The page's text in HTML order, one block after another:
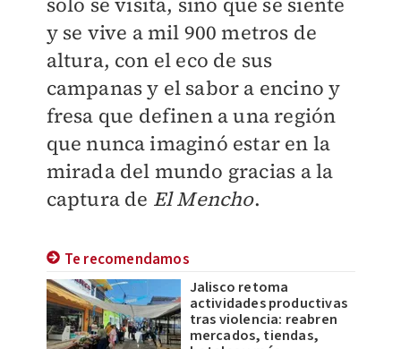
y se vive a mil 900 metros de
altura, con el eco de sus
campanas y el sabor a encino y
fresa que definen a una región
que nunca imaginó estar en la
mirada del mundo gracias a la
captura de El Mencho.
Te recomendamos
Jalisco retoma
actividades productivas
tras violencia: reabren
mercados, tiendas,